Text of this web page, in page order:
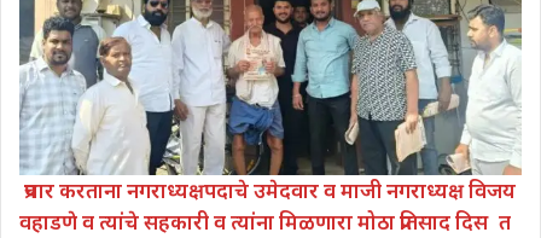
प्रचार करताना नगराध्यक्षपदाचे उमेदवार व माजी नगराध्यक्ष विजय
वहाडणे व त्यांचे सहकारी व त्यांना मिळणारा मोठा प्रतिसाद दिस त